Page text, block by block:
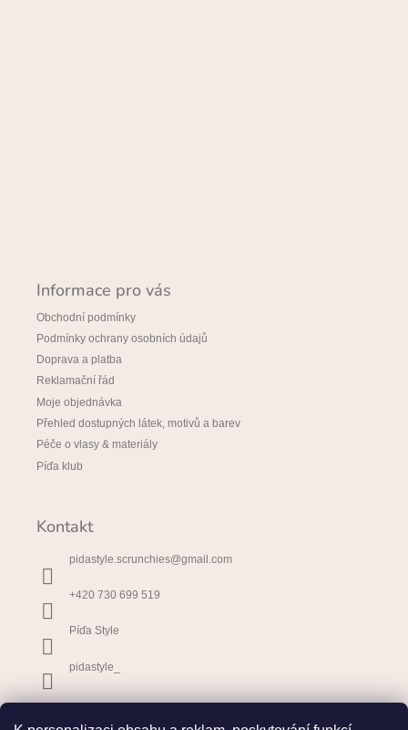
Informace pro vás
Obchodní podmínky
Podmínky ochrany osobních údajů
Doprava a platba
Reklamační řád
Moje objednávka
Přehled dostupných látek, motivů a barev
Péče o vlasy & materiály
Píďa klub
Kontakt
pidastyle.scrunchies@gmail.com
+420 730 699 519
Píďa Style
pidastyle_
Přijímáme online platby